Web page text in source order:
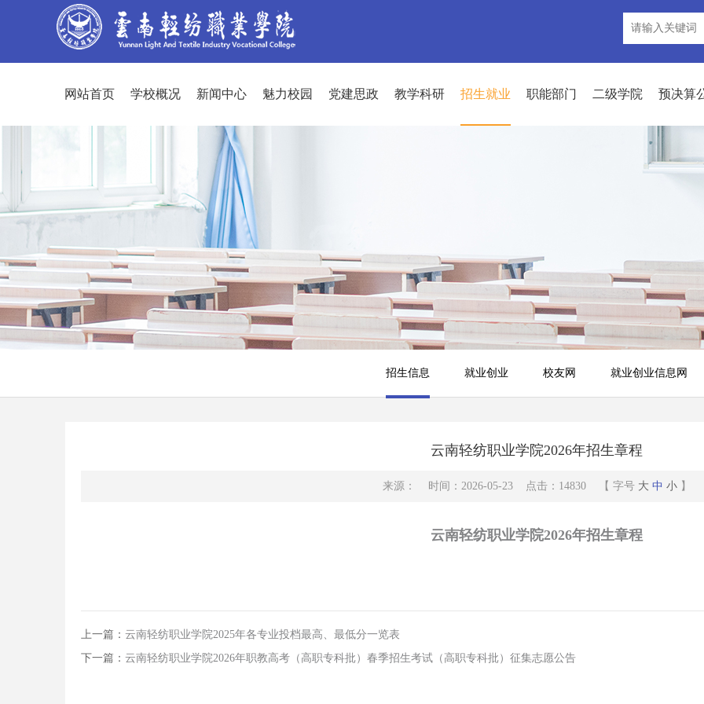
网站首页 学校概况 新闻中心 魅力校园 党建思政 教学科研 招生就业 职能部门 二级学院 预决算
招生信息
招生信息 就业创业 校友网 就业创业信息网
云南轻纺职业学院2026年招生章程
来源： 时间：2026-05-23 点击：14830 【 字号 大 中 小】
云南轻纺职业学院2026年招生章程
上一篇： 云南轻纺职业学院2025年各专业投档最高、最低分一览表
下一篇： 云南轻纺职业学院2026年职教高考（高职专科批）春季招生考试（高职专科批）征集志愿公告